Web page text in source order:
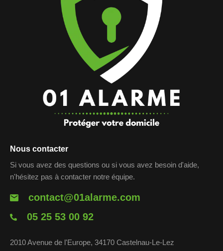
Nous contacter
Si vous avez des questions ou si vous avez besoin d'aide,
n'hésitez pas à contacter notre équipe.
contact@01alarme.com
05 25 53 00 92
2010 Avenue de l'Europe, 34170 Castelnau-Le-Lez